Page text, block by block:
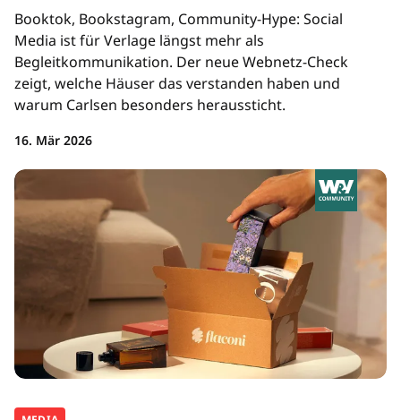
Booktok, Bookstagram, Community-Hype: Social
Media ist für Verlage längst mehr als
Begleitkommunikation. Der neue Webnetz-Check
zeigt, welche Häuser das verstanden haben und
warum Carlsen besonders heraussticht.
16. Mär 2026